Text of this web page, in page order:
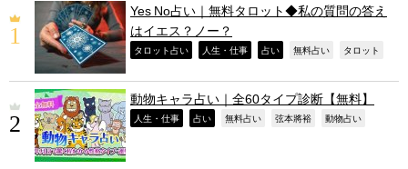
Yes No占い｜無料タロット◆私の質問の答え
はイエス？ノー？
タロット占い 人生・仕事 占い 無料占い タロット
動物キャラ占い｜全60タイプ診断【無料】
人生・仕事 占い 無料占い 弦本將裕 動物占い